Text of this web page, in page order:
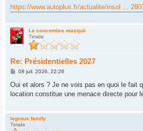
https://www.autoplus.fr/actualite/insol ...
Le concombre masqué
Timide
Re: Présidentielles 2027
M
s
a
08 juil. 2026, 22:26
Oui et alors ? Je ne vois pas en quoi le fait
location constitue une menace directe pour
legroux.family
Timide